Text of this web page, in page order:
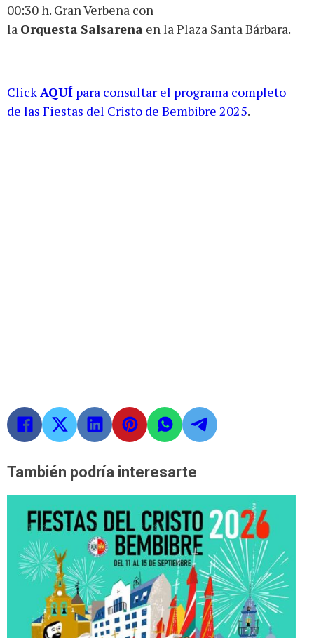
00:30 h. Gran Verbena con
la Orquesta Salsarena en la Plaza Santa Bárbara.
Click AQUÍ para consultar el programa completo
de las Fiestas del Cristo de Bembibre 2025.
También podría interesarte